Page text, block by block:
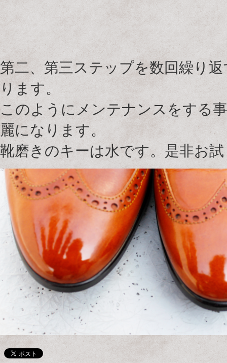
第二、第三ステップを数回繰り
ります。
このようにメンテナンスをする
麗になります。
靴磨きのキーは水です。是非お